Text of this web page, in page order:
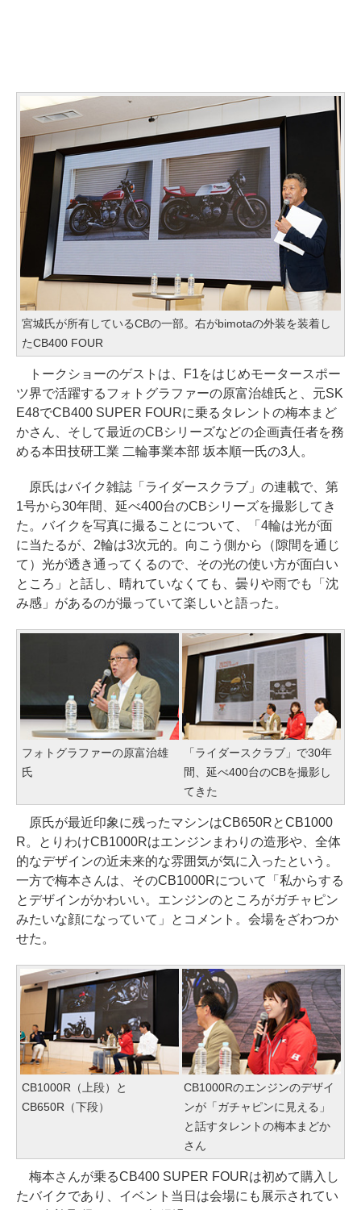
宮城氏が所有しているCBの一部。右がbimotaの外装を装着し
たCB400 FOUR
トークショーのゲストは、F1をはじめモータースポー
ツ界で活躍するフォトグラファーの原富治雄氏と、元SK
E48でCB400 SUPER FOURに乗るタレントの梅本まど
かさん、そして最近のCBシリーズなどの企画責任者を務
める本田技研工業 二輪事業本部 坂本順一氏の3人。
原氏はバイク雑誌「ライダースクラブ」の連載で、第
1号から30年間、延べ400台のCBシリーズを撮影してき
た。バイクを写真に撮ることについて、「4輪は光が面
に当たるが、2輪は3次元的。向こう側から（隙間を通じ
て）光が透き通ってくるので、その光の使い方が面白い
ところ」と話し、晴れていなくても、曇りや雨でも「沈
み感」があるのが撮っていて楽しいと語った。
フォトグラファーの原富治雄
氏
「ライダースクラブ」で30年
間、延べ400台のCBを撮影し
てきた
原氏が最近印象に残ったマシンはCB650RとCB1000
R。とりわけCB1000Rはエンジンまわりの造形や、全体
的なデザインの近未来的な雰囲気が気に入ったという。
一方で梅本さんは、そのCB1000Rについて「私からする
とデザインがかわいい。エンジンのところがガチャピン
みたいな顔になっていて」とコメント。会場をざわつか
せた。
CB1000R（上段）と
CB650R（下段）
CB1000Rのエンジンのデザイ
ンが「ガチャピンに見える」
と話すタレントの梅本まどか
さん
梅本さんが乗るCB400 SUPER FOURは初めて購入し
たバイクであり、イベント当日は会場にも展示されてい